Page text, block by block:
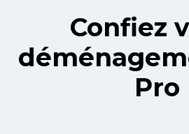
Confiez
Pro